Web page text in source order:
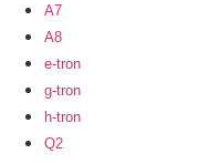
A7
A8
e-tron
g-tron
h-tron
Q2